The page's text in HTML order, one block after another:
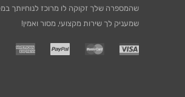
שהמספרה שלך זקוקה לו מרוכז לנוחיותך
שמעניק לך שירות מקצועי, מסור ואמין!